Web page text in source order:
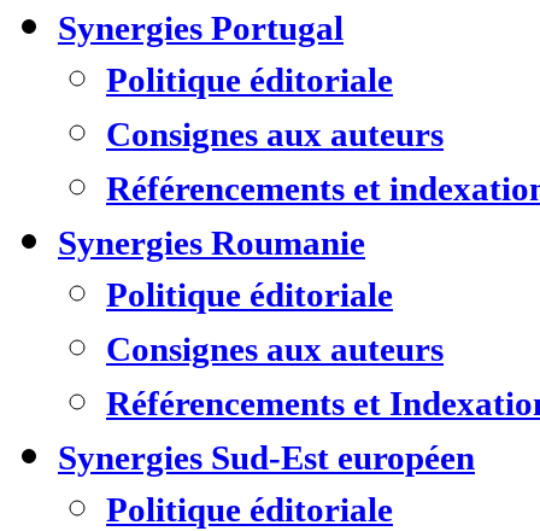
Synergies Portugal
Politique éditoriale
Consignes aux auteurs
Référencements et
Synergies Roumanie
Politique éditoriale
Consignes aux auteurs
Référencements et
Synergies Sud-Est européen
Politique éditoriale